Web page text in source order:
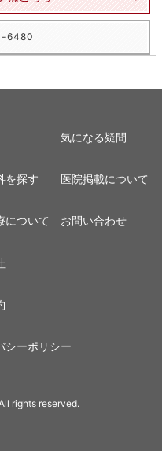
6480
を探す
について
気になる疑問
医院掲載について
お問い合わせ
シーポリシー
rights reserved.